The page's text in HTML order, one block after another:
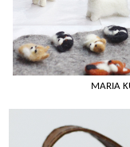
MARIA